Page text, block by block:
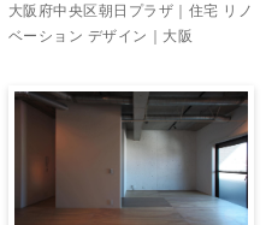
大阪府中央区朝日プラザ｜住宅 リノ
ベーション デザイン｜大阪